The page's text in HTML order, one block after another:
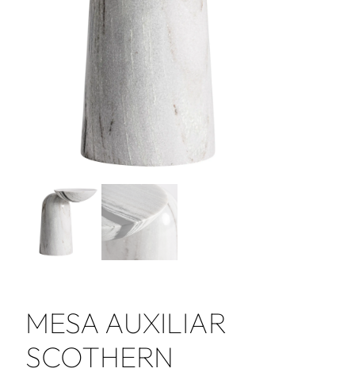
MESA AUXILIAR
SCOTHERN